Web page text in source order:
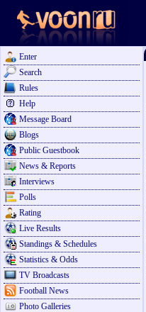
Enter
Search
Rules
Help
Message Board
Blogs
Public Guestbook
News & Reports
Interviews
Polls
Rating
Live Results
Standings & Schedules
Statistics & Odds
TV Broadcasts
Football News
Photo Galleries